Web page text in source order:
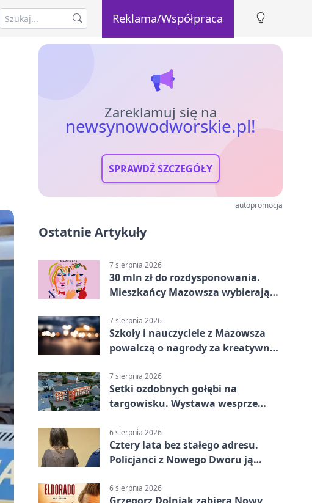
Reklama/Współpraca
Zareklamuj się na
newsynowodworskie.pl!
SPRAWDŹ SZCZEGÓŁY
autopromocja
Ostatnie Artykuły
7 sierpnia 2026
30 mln zł do rozdysponowania.
Mieszkańcy Mazowsza wybierają
7 sierpnia 2026
Szkoły i nauczyciele z Mazowsza
powalczą o nagrody za kreatywną
7 sierpnia 2026
Setki ozdobnych gołębi na
targowisku. Wystawa wesprze
6 sierpnia 2026
Cztery lata bez stałego adresu.
Policjanci z Nowego Dworu ją
6 sierpnia 2026